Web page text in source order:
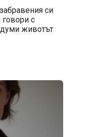
си
с
животът